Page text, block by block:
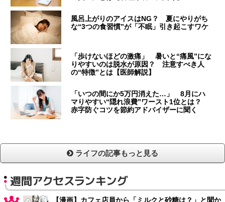
風呂上がりのアイスはNG？ 夏にやりがち
な“3つの食習慣”が「不眠」引き起こすワケ
「歩けないほどの激痛」 暑いと“痛風”にな
りやすいのは脱水が原因？ 注意すべき人
の“特徴”とは【医師解説】
「いつの間にか5万円消えた…」 8月にハ
マりやすい“隠れ浪費”ワースト1位とは？
赤字防ぐコツを節約アドバイザーに聞く
ライフの記事もっと見る
週間アクセスランキング
【漫画】カフェ店員から「ミルクと砂糖は？」と聞か